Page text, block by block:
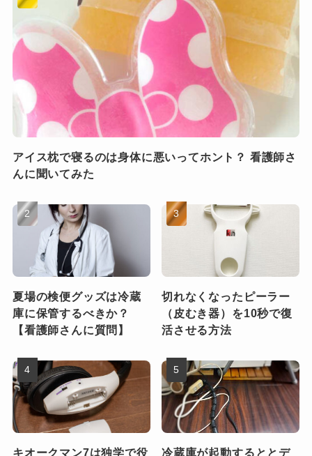
アイス枕で寝るのは身体に悪いってホント？ 看護師さ
んに聞いてみた
夏場の検便グッズは冷蔵
庫に保管するべきか？
【看護師さんに質問】
切れなくなったピーラー
（皮むき器）を10秒で復
活させる方法
キオークマン7は独学で役 冷蔵庫が起動するととデ